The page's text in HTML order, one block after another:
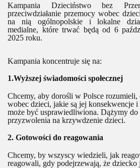
Kampania Dzieciństwo bez
przeciwdziałanie przemocy wobec
na nią ogólnopolskie i lokalne
medialne, które trwać będą od 6
2025 roku.
Kampania koncentruje się na:
1.Wyższej świadomości społecznej
Chcemy, aby dorośli w Polsce rozumieli,
wobec dzieci, jakie są jej konsekwencje
może być usprawiedliwiona. Dążymy
przyzwolenia na krzywdzenie dzieci.
2. Gotowości do reagowania
Chcemy, by wszyscy wiedzieli, jak
reagowali, gdy podejrzewają, że dziecko